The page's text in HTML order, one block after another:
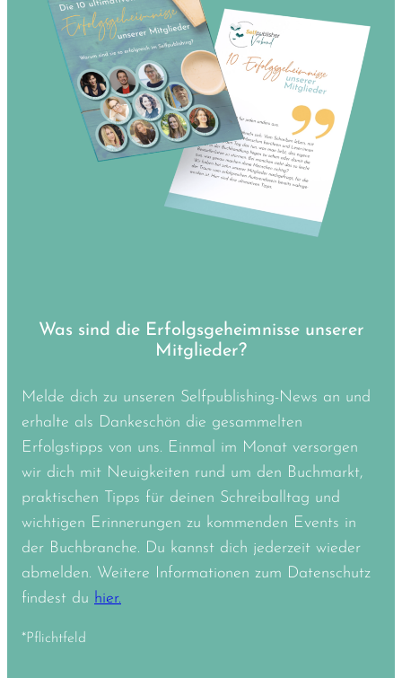
Was sind die Erfolgsgeheimnisse unserer
Mitglieder?
Melde dich zu unseren Selfpublishing-News an und
erhalte als Dankeschön die gesammelten
Erfolgstipps von uns. Einmal im Monat versorgen
wir dich mit Neuigkeiten rund um den Buchmarkt,
praktischen Tipps für deinen Schreiballtag und
wichtigen Erinnerungen zu kommenden Events in
der Buchbranche. Du kannst dich jederzeit wieder
abmelden. Weitere Informationen zum Datenschutz
findest du hier.
*Pflichtfeld